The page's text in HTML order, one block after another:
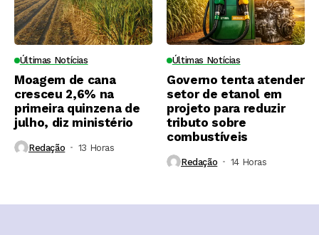
Últimas Notícias
Moagem de cana
cresceu 2,6% na
primeira quinzena de
julho, diz ministério
Redação 13 Horas ⁮
Últimas Notícias
Governo tenta atender
setor de etanol em
projeto para reduzir
tributo sobre
combustíveis
Redação 14 Horas ⁮